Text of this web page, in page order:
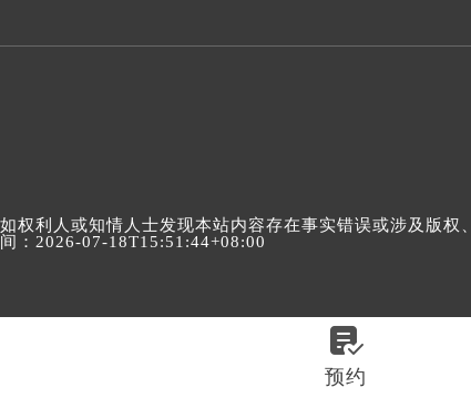
如权利人或知情人士发现本站内容存在事实错误或涉及版
间：2026-07-18T15:51:44+08:00

预约